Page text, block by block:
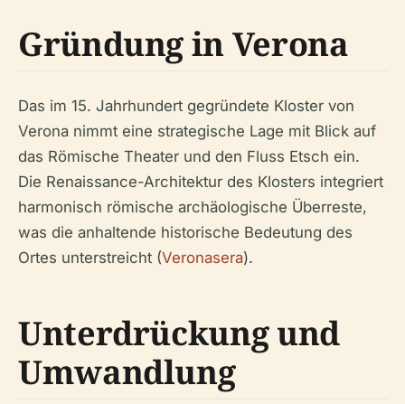
Gründung in Verona
Das im 15. Jahrhundert gegründete Kloster von
Verona nimmt eine strategische Lage mit Blick auf
das Römische Theater und den Fluss Etsch ein.
Die Renaissance-Architektur des Klosters integriert
harmonisch römische archäologische Überreste,
was die anhaltende historische Bedeutung des
Ortes unterstreicht (Veronasera).
Unterdrückung und
Umwandlung